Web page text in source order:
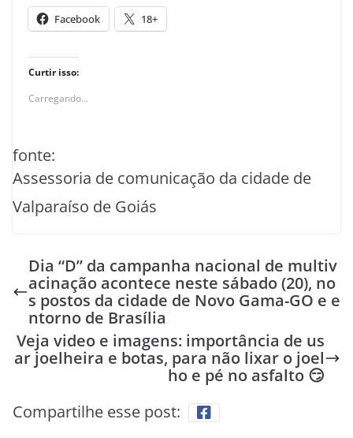
Facebook 18+
Curtir isso:
Carregando...
fonte:
Assessoria de comunicação da cidade de
Valparaíso de Goiás
Dia “D” da campanha nacional de multiv
acinação acontece neste sábado (20), no
s postos da cidade de Novo Gama-GO e e
ntorno de Brasília
Veja video e imagens: importância de us
ar joelheira e botas, para não lixar o joel
ho e pé no asfalto 😏
Compartilhe esse post: